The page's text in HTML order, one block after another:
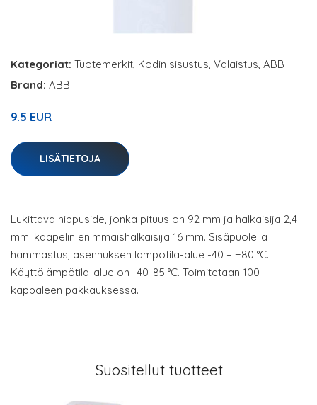
Kategoriat: Tuotemerkit, Kodin sisustus, Valaistus, ABB
Brand: ABB
9.5 EUR
LISÄTIETOJA
Lukittava nippuside, jonka pituus on 92 mm ja halkaisija 2,4
mm. kaapelin enimmäishalkaisija 16 mm. Sisäpuolella
hammastus, asennuksen lämpötila-alue -40 – +80 °C.
Käyttölämpötila-alue on -40-85 °C. Toimitetaan 100
kappaleen pakkauksessa.
Suositellut tuotteet